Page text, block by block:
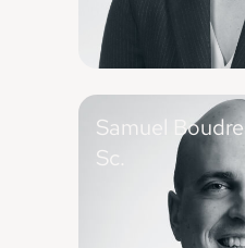
Samuel
Sc.
Médecin de famille
Borromée), directeur
médecine de famille,